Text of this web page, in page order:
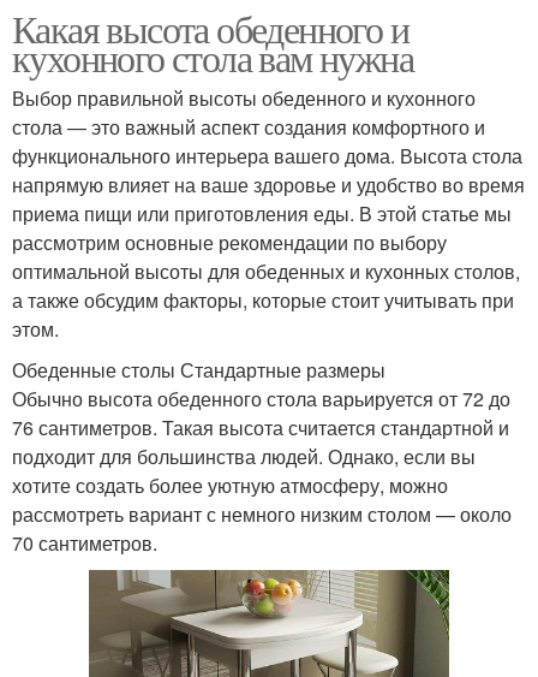
Какая высота обеденного и
кухонного стола вам нужна
Выбор правильной высоты обеденного и кухонного
стола — это важный аспект создания комфортного и
функционального интерьера вашего дома. Высота стола
напрямую влияет на ваше здоровье и удобство во время
приема пищи или приготовления еды. В этой статье мы
рассмотрим основные рекомендации по выбору
оптимальной высоты для обеденных и кухонных столов,
а также обсудим факторы, которые стоит учитывать при
этом.
Обеденные столы Стандартные размеры
Обычно высота обеденного стола варьируется от 72 до
76 сантиметров. Такая высота считается стандартной и
подходит для большинства людей. Однако, если вы
хотите создать более уютную атмосферу, можно
рассмотреть вариант с немного низким столом — около
70 сантиметров.